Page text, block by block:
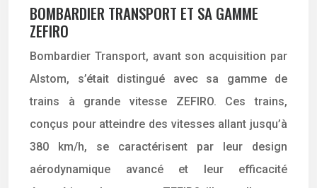
BOMBARDIER TRANSPORT ET SA GAMME
ZEFIRO
Bombardier Transport, avant son acquisition par
Alstom, s’était distingué avec sa gamme de
trains à grande vitesse ZEFIRO. Ces trains,
conçus pour atteindre des vitesses allant jusqu’à
380 km/h, se caractérisent par leur design
aérodynamique avancé et leur efficacité